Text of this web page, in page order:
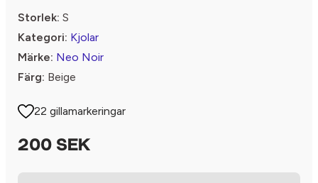
Storlek: S
Kategori: Kjolar
Märke: Neo Noir
Färg: Beige
22 gillamarkeringar
200 SEK